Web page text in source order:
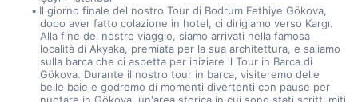
Il giorno finale del nostro Tour di Bodrum Fethiye Gökova,
dopo aver fatto colazione in hotel, ci dirigiamo verso Kargı.
Alla fine del nostro viaggio, siamo arrivati nella famosa
località di Akyaka, premiata per la sua architettura, e saliamo
sulla barca che ci aspetta per iniziare il Tour in Barca di
Gökova. Durante il nostro tour in barca, visiteremo delle
belle baie e godremo di momenti divertenti con pause per